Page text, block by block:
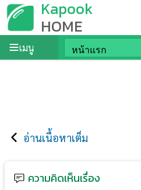
Kapook
HOME
เมนู
อ่านเนื้อหาเต็ม
ความคิดเห็นเรื่อง